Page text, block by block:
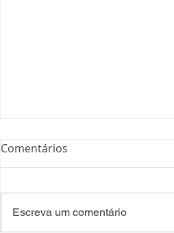
Comentários
Escreva um comentário